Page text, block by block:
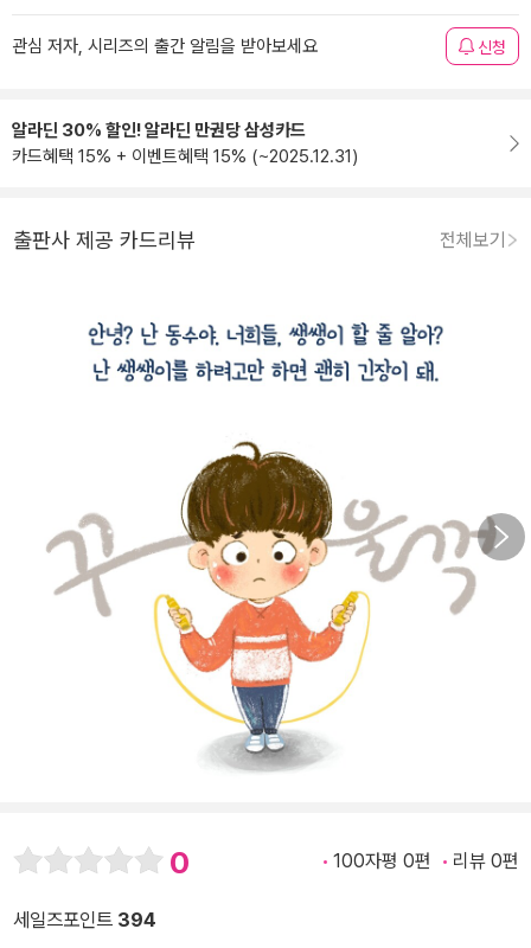
관심 저자, 시리즈의 출간 알림을 받아보세요 신청
알라딘 30% 할인! 알라딘 만권당 삼성카드
카드혜택 15% + 이벤트혜택 15% (~2025.12.31)
출판사 제공 카드리뷰 전체보기
0 100자평 0편 리뷰 0편
세일즈포인트 394